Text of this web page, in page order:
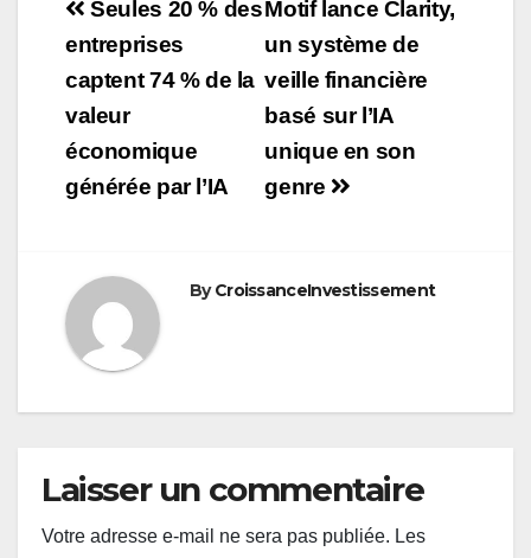
Navigation
de
l’article
Motif lance Clarity,
un système de
veille financière
basé sur l’IA
unique en son
genre
Seules 20 % des
entreprises
captent 74 % de la
valeur
économique
générée par l’IA
ByCroissanceInvestissement
Laisser un commentaire
Votre adresse e-mail ne sera pas publiée. Les